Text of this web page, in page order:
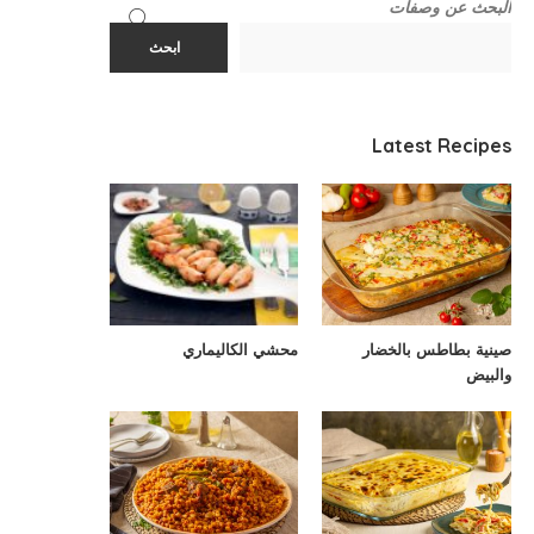
البحث عن وصفات
ابحث
Latest Recipes
صينية بطاطس بالخضار
والبيض
محشي الكاليماري